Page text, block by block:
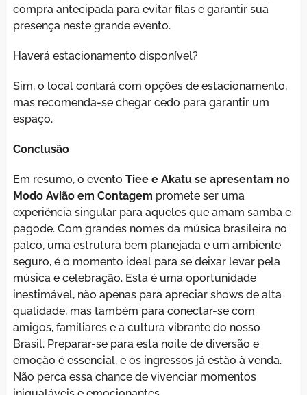
compra antecipada para evitar filas e garantir sua
presença neste grande evento.
Haverá estacionamento disponível?
Sim, o local contará com opções de estacionamento,
mas recomenda-se chegar cedo para garantir um
espaço.
Conclusão
Em resumo, o evento Tiee e Akatu se apresentam no
Modo Avião em Contagem promete ser uma
experiência singular para aqueles que amam samba e
pagode. Com grandes nomes da música brasileira no
palco, uma estrutura bem planejada e um ambiente
seguro, é o momento ideal para se deixar levar pela
música e celebração. Esta é uma oportunidade
inestimável, não apenas para apreciar shows de alta
qualidade, mas também para conectar-se com
amigos, familiares e a cultura vibrante do nosso
Brasil. Preparar-se para esta noite de diversão e
emoção é essencial, e os ingressos já estão à venda.
Não perca essa chance de vivenciar momentos